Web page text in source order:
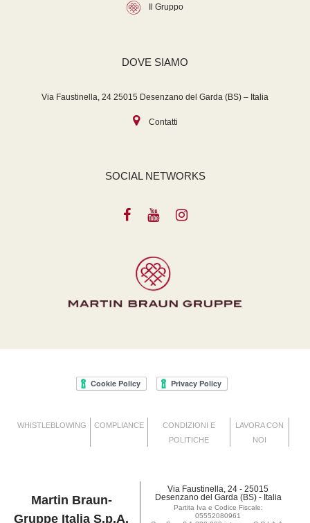
Il Gruppo
DOVE SIAMO
Via Faustinella, 24 25015 Desenzano del Garda (BS) – Italia
Contatti
SOCIAL NETWORKS
Martin Braun-
Gruppe Italia S.p.A.
Via Faustinella, 24 - 25015
Desenzano del Garda (BS) - Italia
Partita Iva e Codice Fiscale:
05552080961
WHISTLEBLOWING COMPLIANCE
CONDIZIONI E
POLITICHE
LAVORA CON
NOI